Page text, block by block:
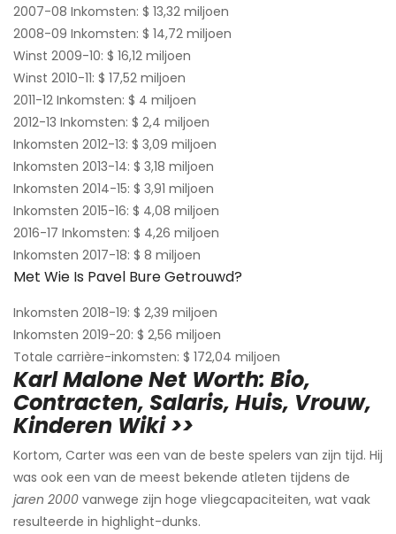
2007-08 Inkomsten: $ 13,32 miljoen
2008-09 Inkomsten: $ 14,72 miljoen
Winst 2009-10: $ 16,12 miljoen
Winst 2010-11: $ 17,52 miljoen
2011-12 Inkomsten: $ 4 miljoen
2012-13 Inkomsten: $ 2,4 miljoen
Inkomsten 2012-13: $ 3,09 miljoen
Inkomsten 2013-14: $ 3,18 miljoen
Inkomsten 2014-15: $ 3,91 miljoen
Inkomsten 2015-16: $ 4,08 miljoen
2016-17 Inkomsten: $ 4,26 miljoen
Inkomsten 2017-18: $ 8 miljoen
Met Wie Is Pavel Bure Getrouwd?
Inkomsten 2018-19: $ 2,39 miljoen
Inkomsten 2019-20: $ 2,56 miljoen
Totale carrière-inkomsten: $ 172,04 miljoen
Karl Malone Net Worth: Bio,
Contracten, Salaris, Huis, Vrouw,
Kinderen Wiki >>
Kortom, Carter was een van de beste spelers van zijn tijd. Hij
was ook een van de meest bekende atleten tijdens de
jaren 2000 vanwege zijn hoge vliegcapaciteiten, wat vaak
resulteerde in highlight-dunks.